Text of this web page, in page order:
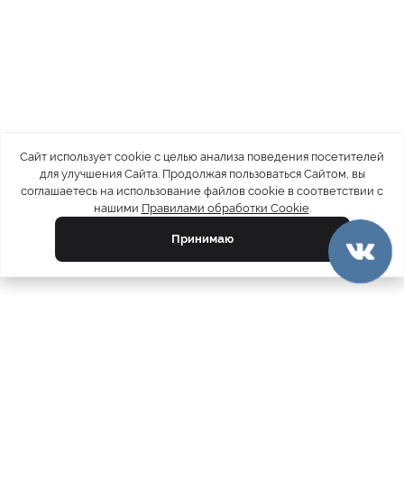
Сайт использует cookie с целью анализа поведения посетителей
для улучшения Сайта. Продолжая пользоваться Сайтом, вы
соглашаетесь на использование файлов cookie в соответствии с
нашими Правилами обработки Cookie.
Принимаю